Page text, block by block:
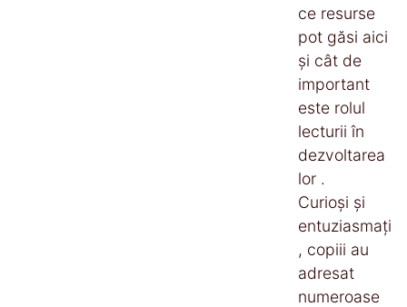
ce resurse
pot găsi aici
și cât de
important
este rolul
lecturii în
dezvoltarea
lor .
Curioși și
entuziasmați
, copiii au
adresat
numeroase